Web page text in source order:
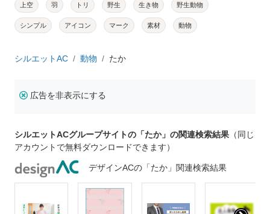
上空 羽 トリ 野生 生き物 野生動物
シンプル アイコン マーク 素材 動物
シルエットAC 動物 たか
広告を非表示にする
シルエットACグループサイトの「たか」の関連検索結果 （同じ
アカウントで無料ダウンロードできます）
デザインACの「たか」関連検索結果